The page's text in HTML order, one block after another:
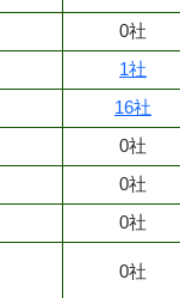
0社
1社
16社
0社
0社
0社
0社